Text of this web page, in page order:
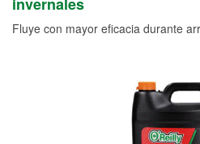
invernales
Fluye con mayor eficacia durante